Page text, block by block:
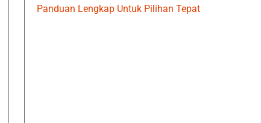
Panduan Lengkap Untuk Pilihan Tepat